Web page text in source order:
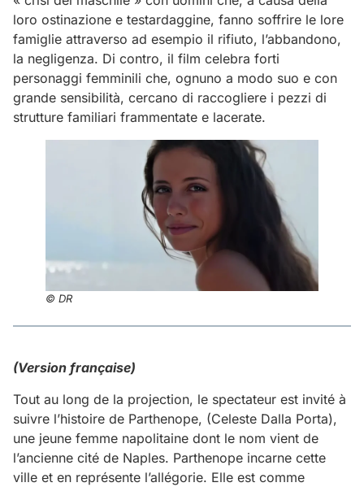
loro ostinazione e testardaggine, fanno soffrire le lore
famiglie attraverso ad esempio il rifiuto, l’abbandono,
la negligenza. Di contro, il film celebra forti
personaggi femminili che, ognuno a modo suo e con
grande sensibilità, cercano di raccogliere i pezzi di
strutture familiari frammentate e lacerate.
© DR
(Version française)
Tout au long de la projection, le spectateur est invité à
suivre l’histoire de Parthenope, (Celeste Dalla Porta),
une jeune femme napolitaine dont le nom vient de
l’ancienne cité de Naples. Parthenope incarne cette
ville et en représente l’allégorie. Elle est comme